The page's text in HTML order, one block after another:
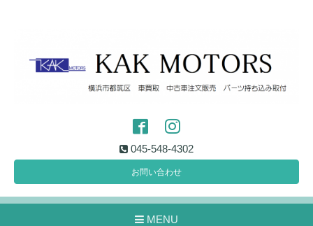
045-548-4302
お問い合わせ
MENU